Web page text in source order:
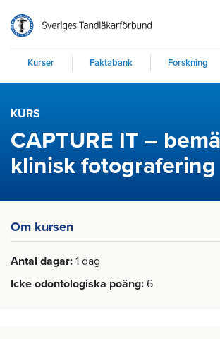
Kurser Faktabank Forskning
KURS
CAPTURE IT –
klinisk fotografering
Om kursen
Antal dagar 1 dag
Icke odontologiska poäng 6